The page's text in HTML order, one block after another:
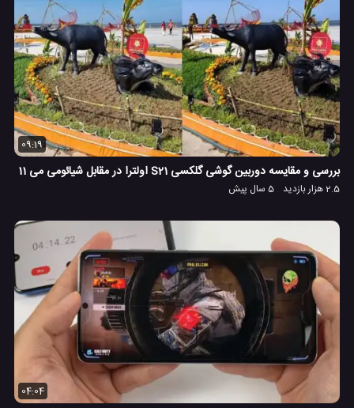
09:19
بررسی و مقایسه دوربین گوشی گلکسی S21 اولترا در مقابل شیائومی می 11
2.5 هزار بازدید 5 سال پیش
04:04